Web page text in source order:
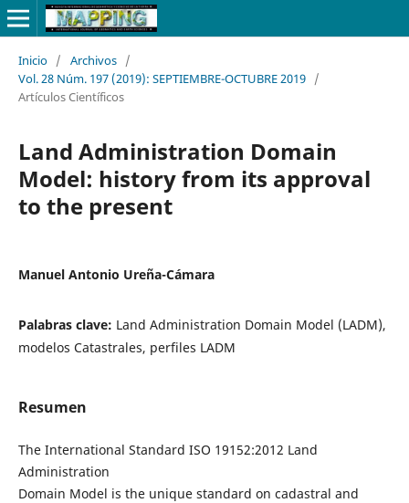
Inicio / Archivos /
Vol. 28 Núm. 197 (2019): SEPTIEMBRE-OCTUBRE 2019 /
Artículos Científicos
Land Administration Domain
Model: history from its approval
to the present
Manuel Antonio Ureña-Cámara
Palabras clave: Land Administration Domain Model (LADM),
modelos Catastrales, perfiles LADM
Resumen
The International Standard ISO 19152:2012 Land
Administration
Domain Model is the unique standard on cadastral and